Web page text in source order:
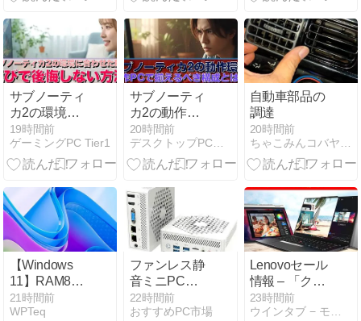
ン』などiOS
アプリ値下げ
中 2026/08/09
サブノーティ
カ2の環境に
合わせたPC選
びで後悔しな
い方法
19時間前
ゲーミングPC Tier1
サブノーティ
カ2の動作環
境 自作PCで
揃えるべき構
成とは？
20時間前
デスクトップPCガイド
自動車部品の
調達
20時間前
ちゃこみんコバヤシのなんわか元気ブログ
【Windows
11】RAM8GB
でも快適に動
作するのを目
21時間前
WPTeq
ファンレス静
音ミニPC
LN100W-
8/256-W11Pro
22時間前
おすすめPC市場
Lenovoセール
情報 – 「クー
ルに動くAI
PCフェア」が
23時間前
ウインタブ − モバイルWindowsの情報サイト